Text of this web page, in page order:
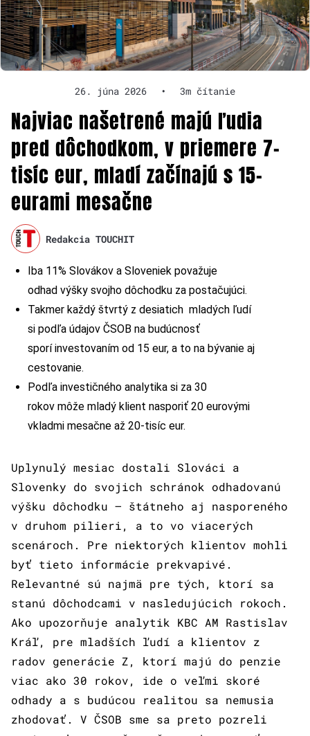
26. júna 2026 • 3m čítanie
Najviac našetrené majú ľudia
pred dôchodkom, v priemere 7-
tisíc eur, mladí začínajú s 15-
eurami mesačne
Redakcia TOUCHIT
Iba 11% Slovákov a Sloveniek považuje
odhad výšky svojho dôchodku za postačujúci.
Takmer každý štvrtý z desiatich mladých ľudí
si podľa údajov ČSOB na budúcnosť
sporí investovaním od 15 eur, a to na bývanie aj
cestovanie.
Podľa investičného analytika si za 30
rokov môže mladý klient nasporiť 20 eurovými
vkladmi mesačne až 20-tisíc eur.
Uplynulý mesiac dostali Slováci a
Slovenky do svojich schránok odhadovanú
výšku dôchodku – štátneho aj nasporeného
v druhom pilieri, a to vo viacerých
scenároch. Pre niektorých klientov mohli
byť tieto informácie prekvapivé.
Relevantné sú najmä pre tých, ktorí sa
stanú dôchodcami v nasledujúcich rokoch.
Ako upozorňuje analytik KBC AM Rastislav
Kráľ, pre mladších ľudí a klientov z
radov generácie Z, ktorí majú do penzie
viac ako 30 rokov, ide o veľmi skoré
odhady a s budúcou realitou sa nemusia
zhodovať. V ČSOB sme sa preto pozreli